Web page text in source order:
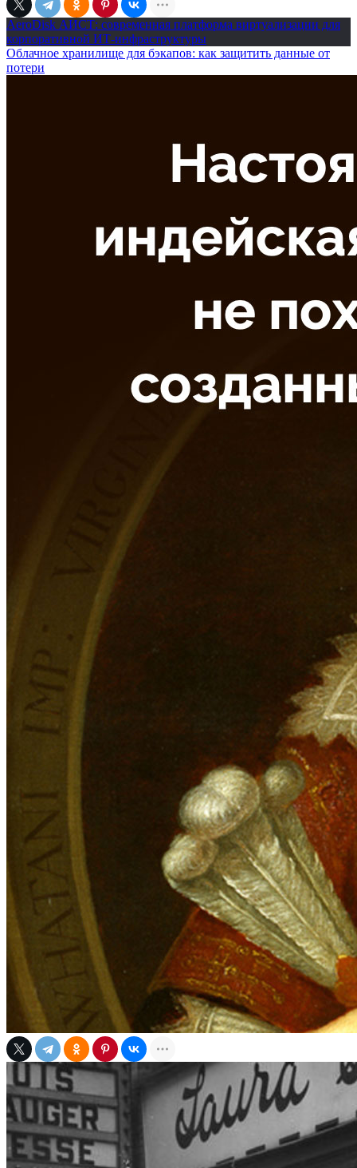
AeroDisk АИСТ: современная платформа виртуализации для
корпоративной ИТ-инфраструктуры
Облачное хранилище для бэкапов: как защитить данные от
потери